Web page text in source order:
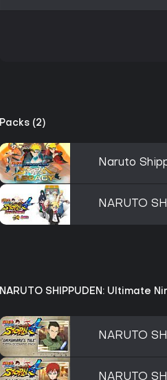
Packs (2)
Naruto
NARUTO
NARUTO SHIPPUDEN: Ultimate
NARUTO
NARUTO